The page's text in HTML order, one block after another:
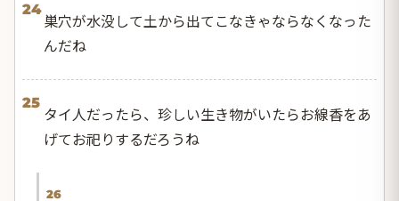
24
巣穴が水没して土から出てこなきゃならなくなった
んだね
25
タイ人だったら、珍しい生き物がいたらお線香をあ
げてお祀りするだろうね
26